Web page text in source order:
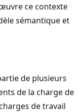
ce contexte
sémantique et
de plusieurs
de la charge de
de travail